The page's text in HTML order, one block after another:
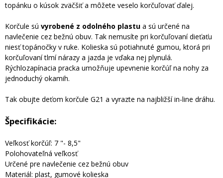
topánku o kúsok zväčšiť a môžete veselo korčuľovať ďalej.
Korčule sú vyrobené z odolného plastu a sú určené na
navlečenie cez bežnú obuv. Tak nemusíte pri korčuľovaní dieťaťu
niesť topánočky v ruke. Kolieska sú potiahnuté gumou, ktorá pri
korčuľovaní tlmí nárazy a jazda je vďaka nej plynulá.
Rýchlozapínacia pracka umožňuje upevnenie korčúľ na nohy za
jednoduchý okamih.
Tak obujte deťom korčule G21 a vyrazte na najbližší in-line dráhu.
Špecifikácie:
Veľkosť korčúľ: 7 "- 8,5"
Polohovateľná veľkosť
Určené pre navlečenie cez bežnú obuv
Materiál: plast, gumové kolieska